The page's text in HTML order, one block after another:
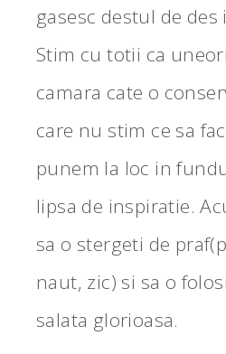
gasesc destul de
Stim cu totii ca
camara cate o
care nu stim ce sa
punem la loc in
lipsa de inspiratie.
sa o stergeti de
naut, zic) si sa o
salata glorioasa.